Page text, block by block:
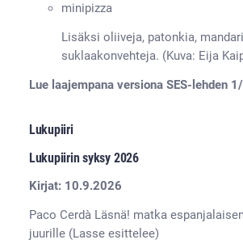
minipizza
Lisäksi oliiveja, patonkia,
suklaakonvehteja. (Kuva: Eija
Lue laajempana versiona SES-lehden
Lukupiiri
Lukupiirin syksy 2026
Kirjat: 10.9.2026
Paco Cerdà Läsnä! matka
juurille (Lasse esittelee)